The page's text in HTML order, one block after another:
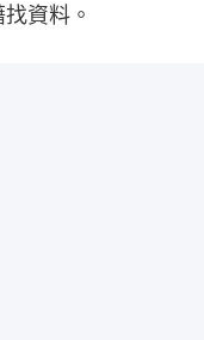
資料。